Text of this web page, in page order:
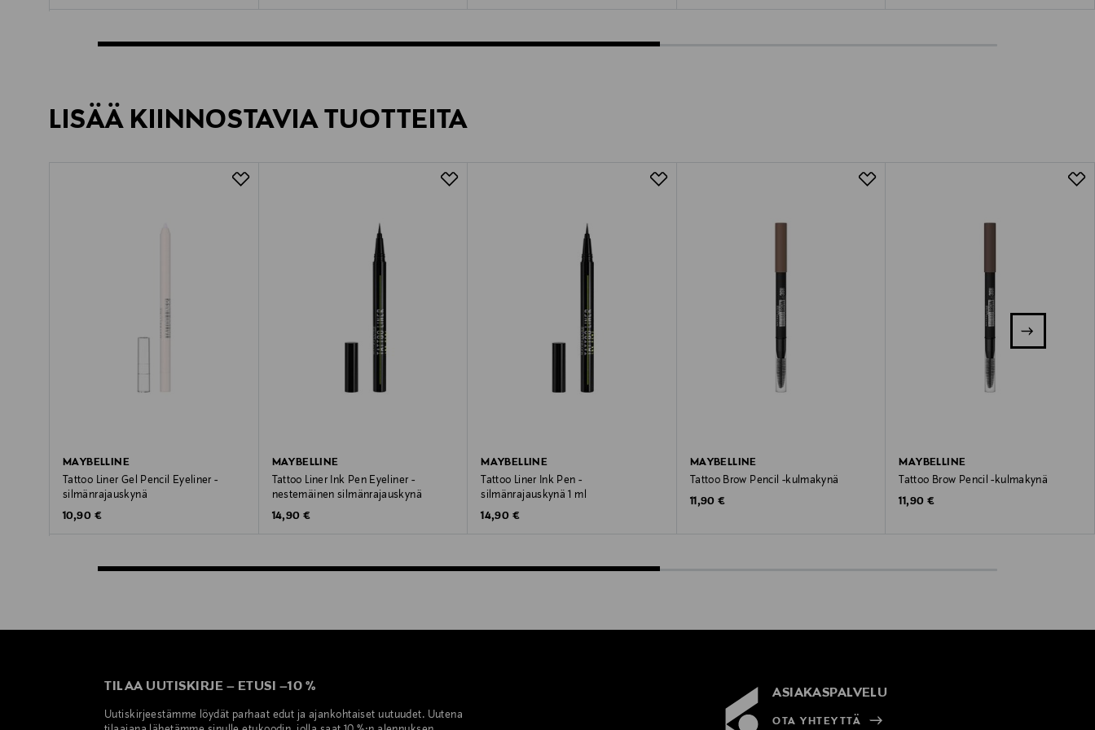
LISÄÄ KIINNOSTAVIA TUOTTEITA
MAYBELLINE
Tattoo Liner Gel Pencil Eyeliner -
silmänrajauskynä
Original Price
10,90 €
MAYBELLINE
Tattoo Liner Ink Pen Eyeliner -
nestemäinen silmänrajauskynä
Original Price
14,90 €
MAYBELLINE
Tattoo Liner Ink Pen -
silmänrajauskynä 1 ml
Original Price
14,90 €
MAYBELLINE
Tattoo Brow Pencil -kulmakynä
Original Price
11,90 €
MAYBELLINE
Tattoo Brow Pencil -kulmakynä
Original Price
11,90 €
TILAA UUTISKIRJE – ETUSI –10 %
Uutiskirjeestämme löydät parhaat edut ja ajankohtaiset uutuudet. Uutena
ASIAKASPALVELU
OTA YHTEYTTÄ